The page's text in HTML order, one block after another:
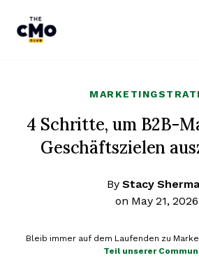
4 Schritte, um B2B-
Geschäftszielen
By Stacy
on May 21, 2026
Bleib immer auf dem Laufenden zu
Teil unserer